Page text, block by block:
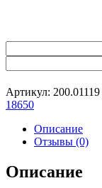
Артикул: 200.01119
18650
Описание
Отзывы (0)
Описание